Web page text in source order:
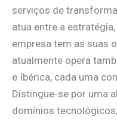
serviços de
atua entre a
empresa tem as suas
atualmente opera
e Ibérica, cada uma
Distingue-se por uma
domínios